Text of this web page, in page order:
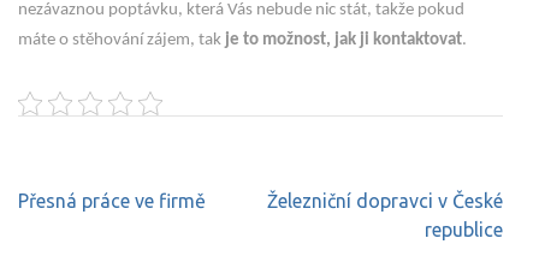
nezávaznou poptávku, která Vás nebude nic stát, takže pokud
máte o stěhování zájem, tak je to možnost, jak ji kontaktovat.
Navigace
Přesná práce ve firmě
Železniční dopravci v České
republice